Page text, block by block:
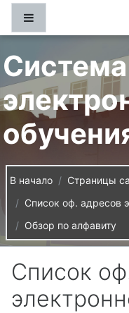
Перейти к основному
Система
В начало
Страницы
Список оф. адресов
Обзор по алфавиту
Список